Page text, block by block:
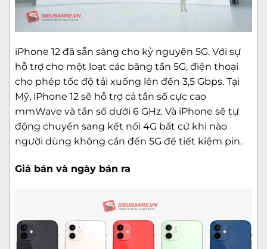
iPhone 12 đã sẵn sàng cho kỷ nguyên 5G. Với sự
hỗ trợ cho một loạt các băng tần 5G, điện thoại
cho phép tốc độ tải xuống lên đến 3,5 Gbps. Tại
Mỹ, iPhone 12 sẽ hỗ trợ cả tần số cực cao
mmWave và tần số dưới 6 GHz. Và iPhone sẽ tự
động chuyển sang kết nối 4G bất cứ khi nào
người dùng không cần đến 5G để tiết kiệm pin.
Giá bán và ngày bán ra